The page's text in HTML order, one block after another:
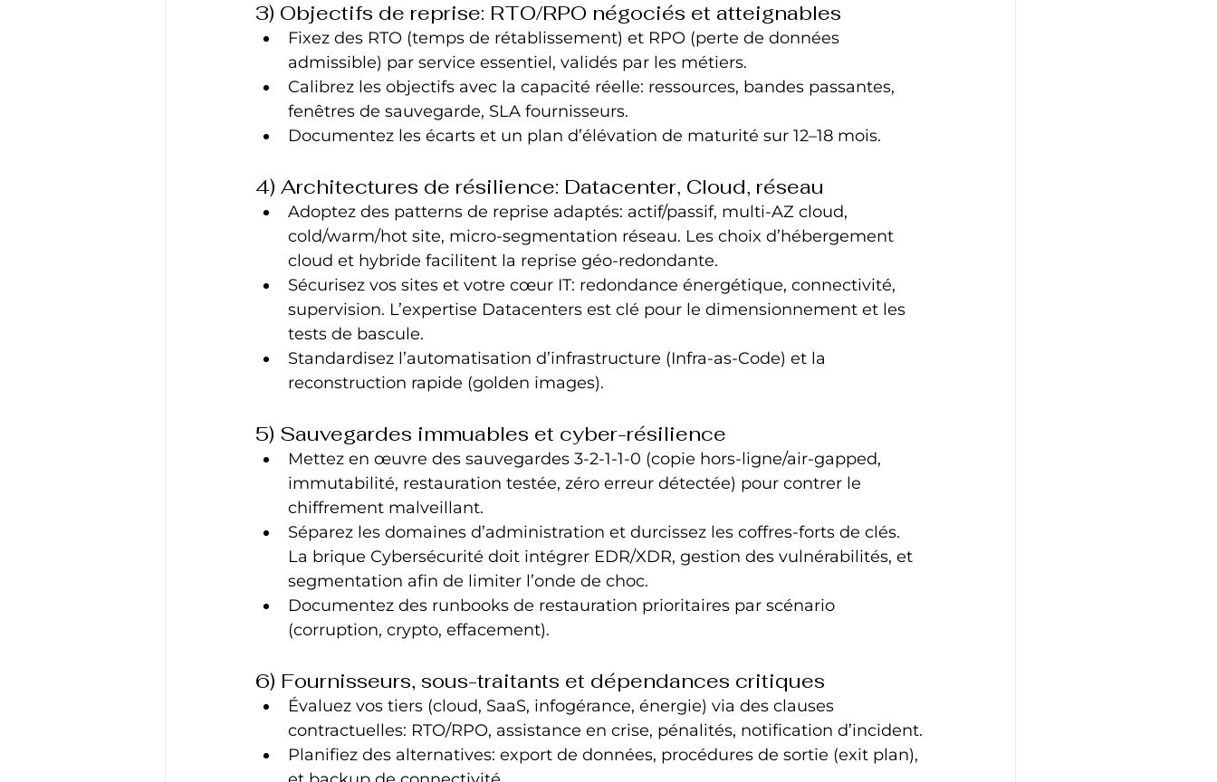
3) Objectifs de reprise: RTO/RPO négociés et atteignables
Fixez des RTO (temps de rétablissement) et RPO (perte de données
admissible) par service essentiel, validés par les métiers.
Calibrez les objectifs avec la capacité réelle: ressources, bandes passantes,
fenêtres de sauvegarde, SLA fournisseurs.
Documentez les écarts et un plan d’élévation de maturité sur 12–18 mois.
4) Architectures de résilience: Datacenter, Cloud, réseau
Adoptez des patterns de reprise adaptés: actif/passif, multi-AZ cloud,
cold/warm/hot site, micro-segmentation réseau. Les choix d’hébergement
cloud et hybride facilitent la reprise géo-redondante.
Sécurisez vos sites et votre cœur IT: redondance énergétique, connectivité,
supervision. L’expertise Datacenters est clé pour le dimensionnement et les
tests de bascule.
Standardisez l’automatisation d’infrastructure (Infra-as-Code) et la
reconstruction rapide (golden images).
5) Sauvegardes immuables et cyber-résilience
Mettez en œuvre des sauvegardes 3-2-1-1-0 (copie hors-ligne/air-gapped,
immutabilité, restauration testée, zéro erreur détectée) pour contrer le
chiffrement malveillant.
Séparez les domaines d’administration et durcissez les coffres-forts de clés.
La brique Cybersécurité doit intégrer EDR/XDR, gestion des vulnérabilités, et
segmentation afin de limiter l’onde de choc.
Documentez des runbooks de restauration prioritaires par scénario
(corruption, crypto, effacement).
6) Fournisseurs, sous-traitants et dépendances critiques
Évaluez vos tiers (cloud, SaaS, infogérance, énergie) via des clauses
contractuelles: RTO/RPO, assistance en crise, pénalités, notification d’incident.
Planifiez des alternatives: export de données, procédures de sortie (exit plan),